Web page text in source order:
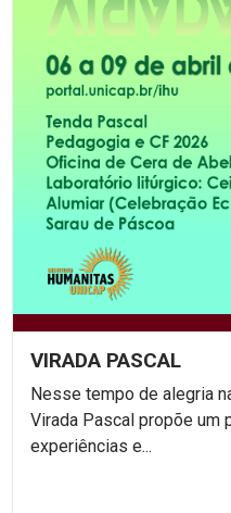
VIRADA PASCAL
Nesse tempo de alegria
Virada Pascal propõe um
experiências e...